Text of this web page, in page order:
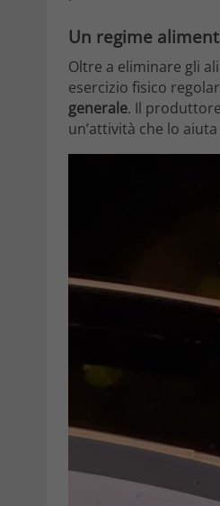
Un regime
Oltre a eliminare gli
esercizio fisico
generale. Il
un’attività che lo